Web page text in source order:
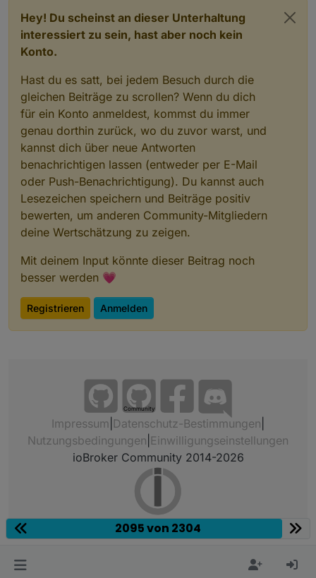
Hey! Du scheinst an dieser Unterhaltung
interessiert zu sein, hast aber noch kein
Konto.
Hast du es satt, bei jedem Besuch durch die
gleichen Beiträge zu scrollen? Wenn du dich
für ein Konto anmeldest, kommst du immer
genau dorthin zurück, wo du zuvor warst, und
kannst dich über neue Antworten
benachrichtigen lassen (entweder per E-Mail
oder Push-Benachrichtigung). Du kannst auch
Lesezeichen speichern und Beiträge positiv
bewerten, um anderen Community-Mitgliedern
deine Wertschätzung zu zeigen.
Mit deinem Input könnte dieser Beitrag noch
besser werden 💗
Registrieren Anmelden
Community
Impressum Datenschutz-Bestimmungen
Nutzungsbedingungen Einwilligungseinstellungen
ioBroker Community 2014-2026
2095 von 2304